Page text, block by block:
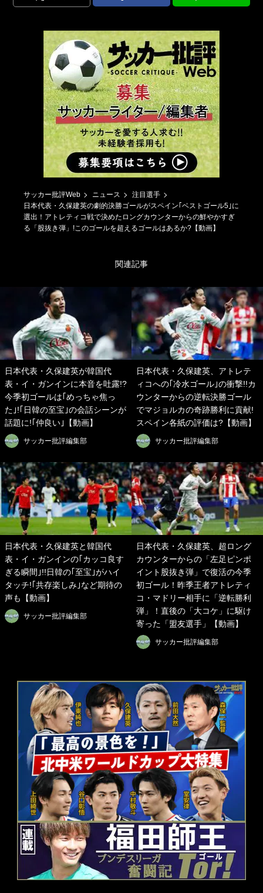
サッカー批評Web ニュース
注目選手
日本代表・久保建英の劇的決勝ゴールがスペイン｢ベストゴール5｣に
選出！アトレティコ戦で決めたロングカウンターからの鮮やかすぎ
る「股抜き弾」!このゴールを超えるゴールはあるか?【動画】
関連記事
日本代表・久保建英が韓国代
表・イ・ガンインに本音を吐露!?
今季初ゴールは｢めっちゃ焦っ
た｣!｢日韓の至宝｣の会話シーンが
話題に!｢仲良い｣【動画】
サッカー批評編集部
日本代表・久保建英、アトレテ
ィコへの｢冷水ゴール｣の衝撃!!カ
ウンターからの逆転決勝ゴール
でマジョルカの奇跡勝利に貢献!
スペイン各紙の評価は?【動画】
サッカー批評編集部
日本代表・久保建英と韓国代
表・イ・ガンインの｢カッコ良す
ぎる瞬間｣!!日韓の｢至宝｣がハイ
タッチ!｢共存楽しみ｣など期待の
声も【動画】
サッカー批評編集部
日本代表・久保建英、超ロング
カウンターからの「左足ピンポ
イント股抜き弾」で復活の今季
初ゴール！昨季王者アトレティ
コ・マドリー相手に「逆転勝利
弾」！直後の「大コケ」に駆け
寄った「盟友選手」【動画】
サッカー批評編集部